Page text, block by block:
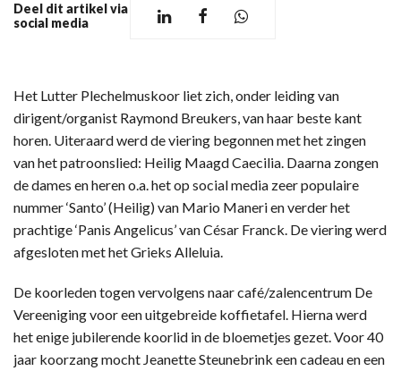
Deel dit artikel via
social media
Het Lutter Plechelmuskoor liet zich, onder leiding van
dirigent/organist Raymond Breukers, van haar beste kant
horen. Uiteraard werd de viering begonnen met het zingen
van het patroonslied: Heilig Maagd Caecilia. Daarna zongen
de dames en heren o.a. het op social media zeer populaire
nummer ‘Santo’ (Heilig) van Mario Maneri en verder het
prachtige ‘Panis Angelicus’ van César Franck. De viering werd
afgesloten met het Grieks Alleluia.
De koorleden togen vervolgens naar café/zalencentrum De
Vereeniging voor een uitgebreide koffietafel. Hierna werd
het enige jubilerende koorlid in de bloemetjes gezet. Voor 40
jaar koorzang mocht Jeanette Steunebrink een cadeau en een